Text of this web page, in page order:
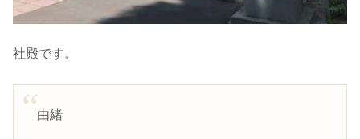
社殿です。
由緒